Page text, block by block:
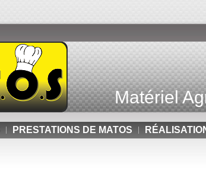
Matériel
PRESTATIONS DE MATOS